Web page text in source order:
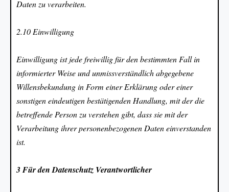
Daten zu verarbeiten.
2.10 Einwilligung
Einwilligung ist jede freiwillig für den bestimmten Fall in
informierter Weise und unmissverständlich abgegebene
Willensbekundung in Form einer Erklärung oder einer
sonstigen eindeutigen bestätigenden Handlung, mit der die
betreffende Person zu verstehen gibt, dass sie mit der
Verarbeitung ihrer personenbezogenen Daten einverstanden
ist.
3 Für den Datenschutz Verantwortlicher